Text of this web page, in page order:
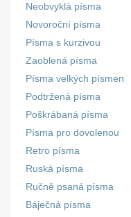
Neobvyklá písma
Novoroční písma
Písma s kurzivou
Zaoblená písma
Písma velkých písmen
Podtržená písma
Poškrábaná písma
Písma pro dovolenou
Retro písma
Ruská písma
Ručně psaná písma
Báječná písma